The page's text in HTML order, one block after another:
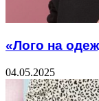
«Лого на
04.05.2025